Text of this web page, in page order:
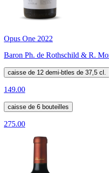
Opus One 2022
Baron Ph. de Rothschild & R.
caisse de 12 demi-btles de 37,5 cl.
149.00
caisse de 6 bouteilles
275.00